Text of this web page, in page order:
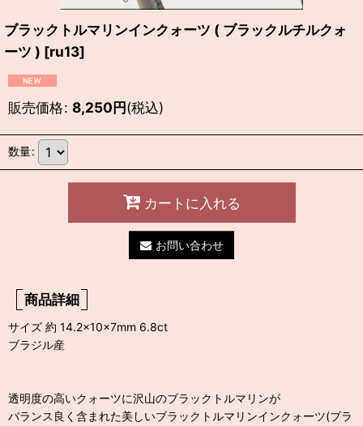
ブラックトルマリンインクォーツ ( ブラックルチルクォ
ーツ ) [ru13]
販売価格: 8,250円(税込)
数量:
カートに入れる
お問い合わせ
商品詳細
サイズ 約 14.2×10×7mm 6.8ct
ブラジル産
透明度の高いクォーツに沢山のブラックトルマリンが
バランス良く含まれた美しいブラックトルマリンインクォーツ(ブラ